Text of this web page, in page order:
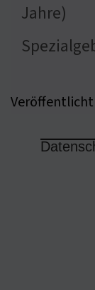
Jahre)
Veröffentlicht